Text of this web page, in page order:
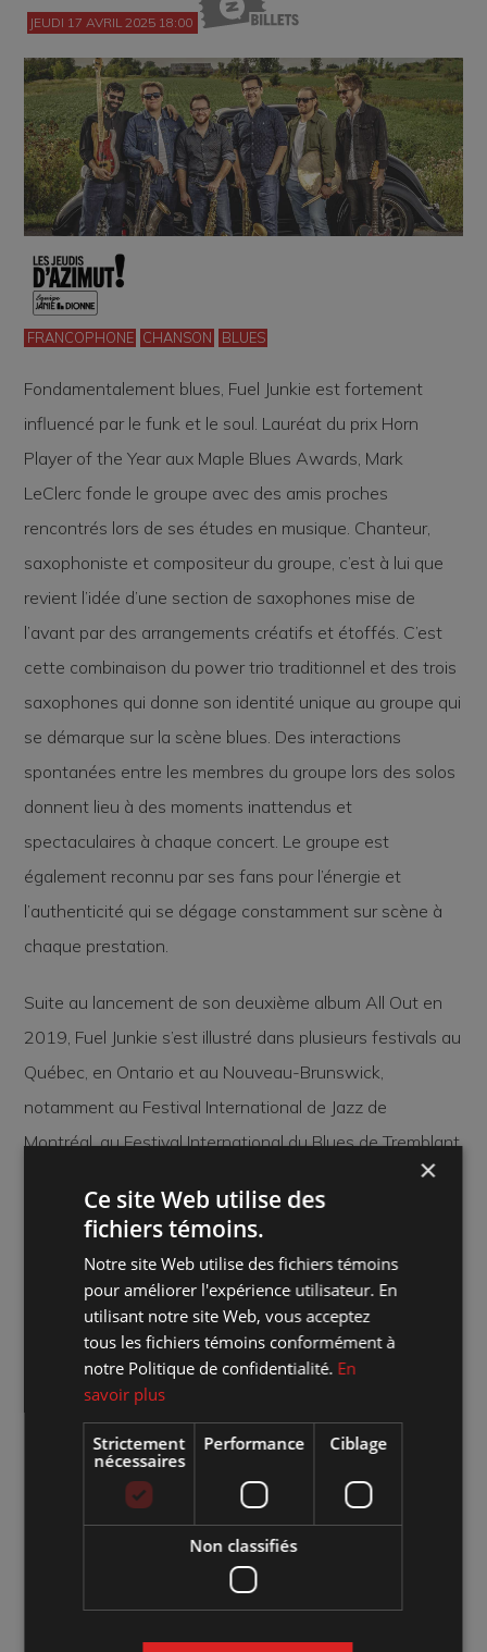
JEUDI 17 AVRIL 2025 18:00
FRANCOPHONE CHANSON BLUES
Fondamentalement blues, Fuel Junkie est fortement
influencé par le funk et le soul. Lauréat du prix Horn
Player of the Year aux Maple Blues Awards, Mark
LeClerc fonde le groupe avec des amis proches
rencontrés lors de ses études en musique. Chanteur,
saxophoniste et compositeur du groupe, c’est à lui que
revient l’idée d’une section de saxophones mise de
l’avant par des arrangements créatifs et étoffés. C’est
cette combinaison du power trio traditionnel et des trois
saxophones qui donne son identité unique au groupe qui
se démarque sur la scène blues. Des interactions
spontanées entre les membres du groupe lors des solos
donnent lieu à des moments inattendus et
spectaculaires à chaque concert. Le groupe est
également reconnu par ses fans pour l’énergie et
l’authenticité qui se dégage constamment sur scène à
chaque prestation.
Suite au lancement de son deuxième album All Out en
2019, Fuel Junkie s’est illustré dans plusieurs festivals au
Québec, en Ontario et au Nouveau-Brunswick,
notamment au Festival International de Jazz de
Montréal, au Festival International du Blues de Tremblant
et au Harvest Jazz and Blues Festival (Fredericton, NB).
Suite à leur victoire au concours Québec à Memphis de
International Blues Challenge de 2020 à Memphis, où ils
ont mérité une place en demi-finales.
Présentement, Fuel Junkie travaille sur leur troisième
album studio, prévu pour Octobre 2023. Le groupe est
impatient de partager leur évolution musicale continue
avec de toutes nouvelles compositions qui se prêtent
autant à la scène qu’aux longues routes sinueuses.
Marché des arts Desjardins - Salle Georges-Codling
×
Ce site Web utilise des
fichiers témoins.
Notre site Web utilise des fichiers témoins
pour améliorer l'expérience utilisateur. En
utilisant notre site Web, vous acceptez
tous les fichiers témoins conformément à
notre Politique de confidentialité. En
savoir plus
Strictement
nécessaires
Performance Ciblage
Non classifiés